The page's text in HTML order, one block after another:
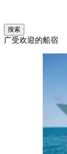
搜索
广受欢迎的船宿